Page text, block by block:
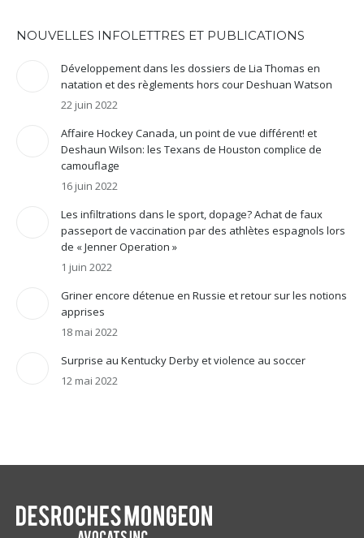
NOUVELLES INFOLETTRES ET PUBLICATIONS
Développement dans les dossiers de Lia Thomas en
natation et des règlements hors cour Deshuan Watson
22 juin 2022
Affaire Hockey Canada, un point de vue différent! et
Deshaun Wilson: les Texans de Houston complice de
camouflage
16 juin 2022
Les infiltrations dans le sport, dopage? Achat de faux
passeport de vaccination par des athlètes espagnols lors
de « Jenner Operation »
1 juin 2022
Griner encore détenue en Russie et retour sur les notions
apprises
18 mai 2022
Surprise au Kentucky Derby et violence au soccer
12 mai 2022